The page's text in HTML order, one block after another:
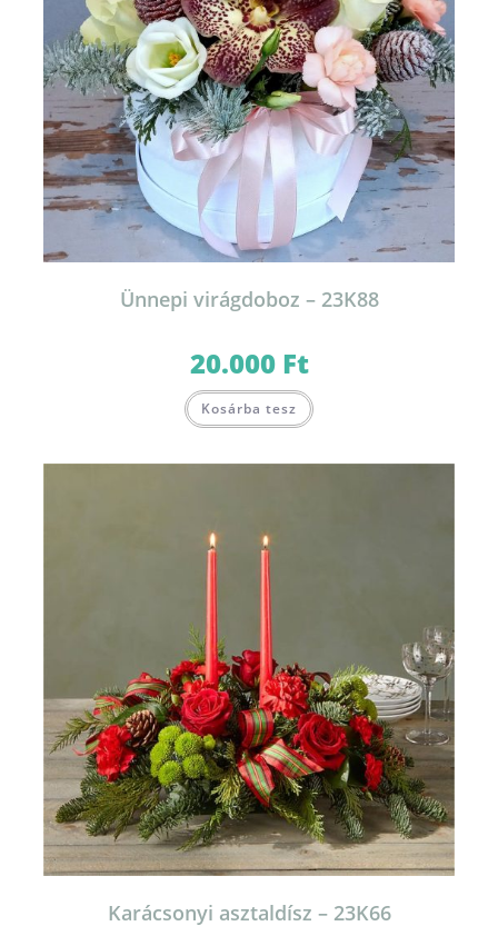
Ünnepi virágdoboz – 23K88
20.000 Ft
Kosárba tesz
Karácsonyi asztaldísz – 23K66